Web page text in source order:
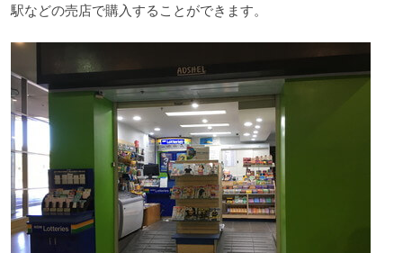
駅などの売店で購入することができます。